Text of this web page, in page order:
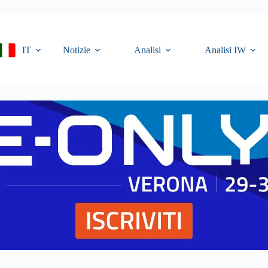
IT
Notizie Analisi Analisi IW